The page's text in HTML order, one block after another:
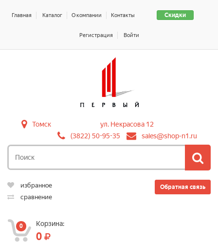
Скидки
Главная Каталог О компании Контакты
Регистрация Войти
Томск
ул. Некрасова 12
(3822) 50-95-35
sales@shop-n1.ru
Обратная связь
избранное
сравнение
0 Корзина:
0